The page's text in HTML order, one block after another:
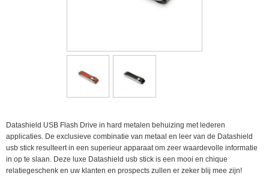
Datashield USB Flash Drive in hard metalen behuizing met lederen
applicaties. De exclusieve combinatie van metaal en leer van de Datashield
usb stick resulteert in een superieur apparaat om zeer waardevolle informatie
in op te slaan. Deze luxe Datashield usb stick is een mooi en chique
relatiegeschenk en uw klanten en prospects zullen er zeker blij mee zijn!